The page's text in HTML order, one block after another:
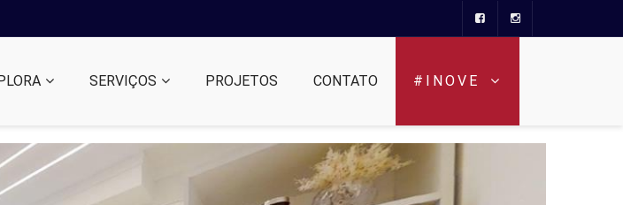
SERVIÇOS PROJETOS CONTATO #INOVE